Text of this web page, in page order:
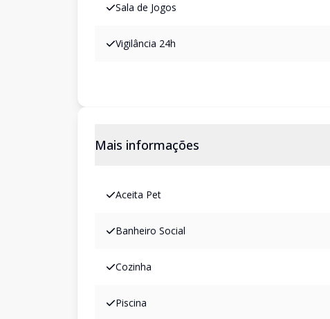
Sala de Jogos
Vigilância 24h
Mais informações
Aceita Pet
Banheiro Social
Cozinha
Piscina